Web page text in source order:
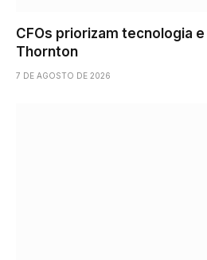
CFOs priorizam tecnologia
Thornton
7 DE AGOSTO DE 2026